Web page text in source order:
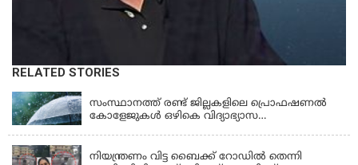
RELATED STORIES
KERALA
സംസ്ഥാനത്ത് രണ്ട് ജില്ലകളിലെ പ്രൊഫഷണൽ
കോളേജുകൾ ഒഴികെ വിദ്യാഭ്യാസ
നിയന്ത്രണം വിട്ട ബൈക്ക് റോഡിൽ തെന്നി